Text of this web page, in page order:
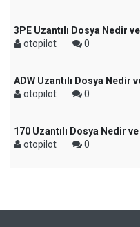
3PE Uzantılı Dosya Nedir
otopilot
0
ADW Uzantılı Dosya Nedir
otopilot
0
170 Uzantılı Dosya Nedir
otopilot
0